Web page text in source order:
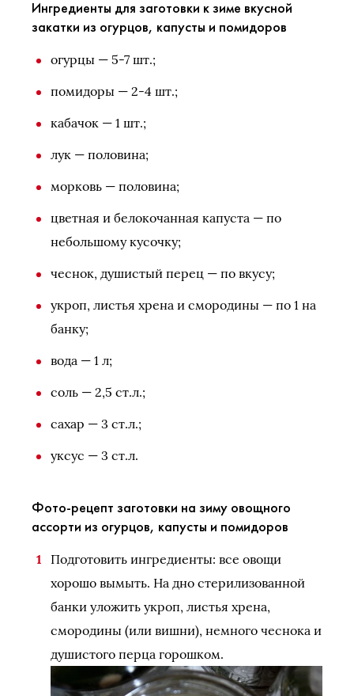
Ингредиенты для заготовки к зиме вкусной
закатки из огурцов, капусты и помидоров
огурцы — 5-7 шт.;
помидоры — 2-4 шт.;
кабачок — 1 шт.;
лук — половина;
морковь — половина;
цветная и белокочанная капуста — по
небольшому кусочку;
чеснок, душистый перец — по вкусу;
укроп, листья хрена и смородины — по 1 на
банку;
вода — 1 л;
соль — 2,5 ст.л.;
сахар — 3 ст.л.;
уксус — 3 ст.л.
Фото-рецепт заготовки на зиму овощного
ассорти из огурцов, капусты и помидоров
Подготовить ингредиенты: все овощи
хорошо вымыть. На дно стерилизованной
банки уложить укроп, листья хрена,
смородины (или вишни), немного чеснока и
душистого перца горошком.